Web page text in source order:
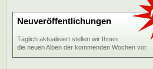
Neuveröffentlichungen
Täglich aktualisiert stellen wir Ihnen
die neuen Alben der kommenden Wochen vor.